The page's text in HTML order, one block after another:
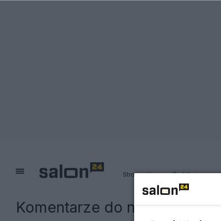
Strona główna Redakcja
Komentarze do notki: